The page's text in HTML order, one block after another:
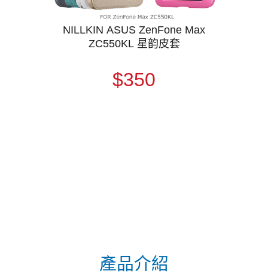
產品介紹
NILLKIN ASUS ZenFone Max
ZC550KL 星韵皮套
$350